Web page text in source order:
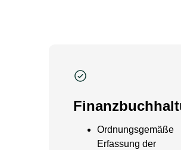
Ordnungsgemäße
Erfassung der